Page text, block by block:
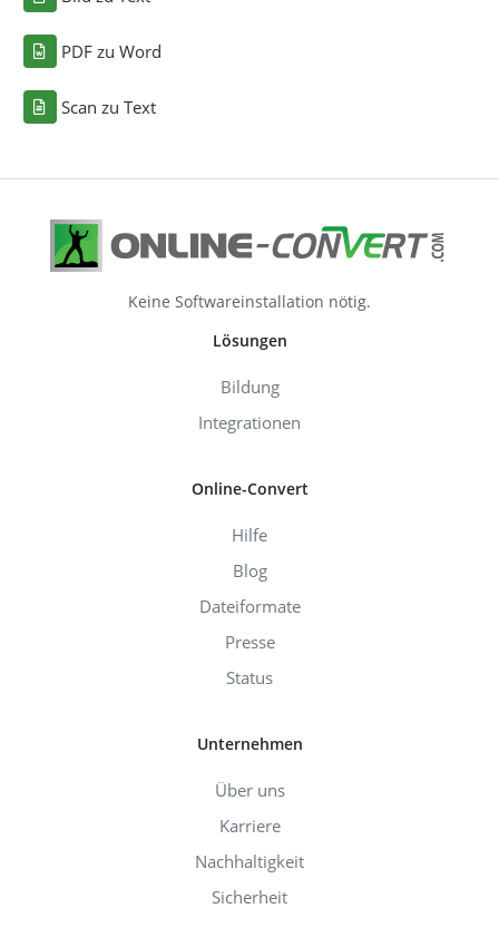
PDF zu Word
Scan zu Text
Keine Softwareinstallation nötig.
Lösungen
Bildung
Integrationen
Online-Convert
Hilfe
Blog
Dateiformate
Presse
Status
Unternehmen
Über uns
Karriere
Nachhaltigkeit
Sicherheit